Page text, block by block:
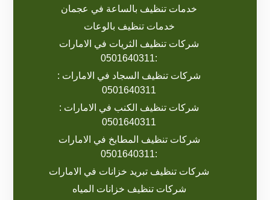
خدمات تنظيف بالساعة في عجمان
خدمات تنظيف بالوعات
شركات تنظيف الثريات في الامارات
:0501640311
شركات تنظيف السجاد في الامارات :
0501640311
شركات تنظيف الكنب في الامارات :
0501640311
شركات تنظيف المطابخ في الامارات
:0501640311
شركات تنظيف تبريد خزانات في الامارات
شركات تنظيف خزانات المياه